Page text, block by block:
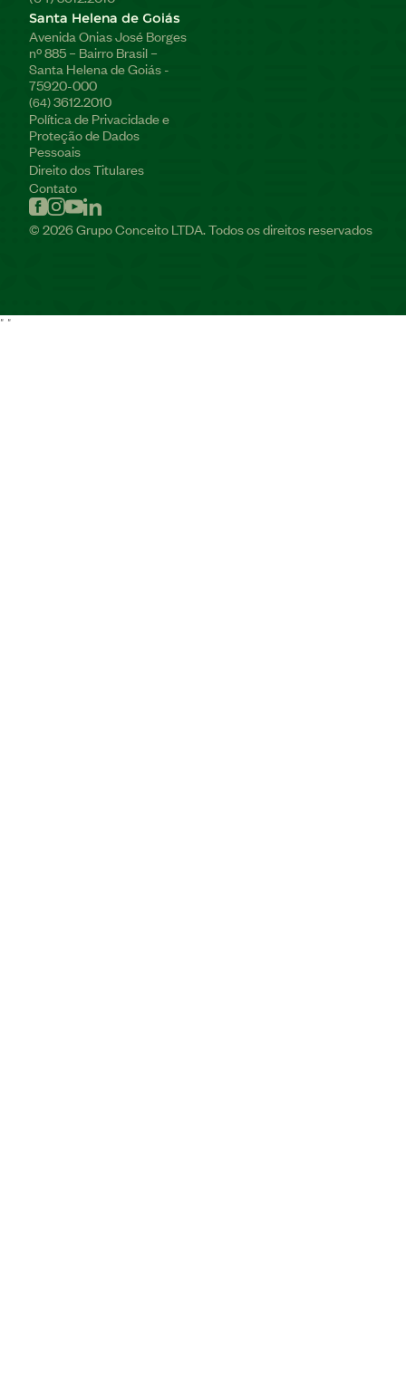
Santa Helena de Goiás
Avenida Onias José Borges
nº 885 – Bairro Brasil –
Santa Helena de Goiás -
75920-000
(64)3612.2010
Política de Privacidade e
Proteção de Dados
Pessoais
Direito dos Titulares
Contato
© 2026 Grupo Conceito LTDA. Todos os direitos reservados
" "